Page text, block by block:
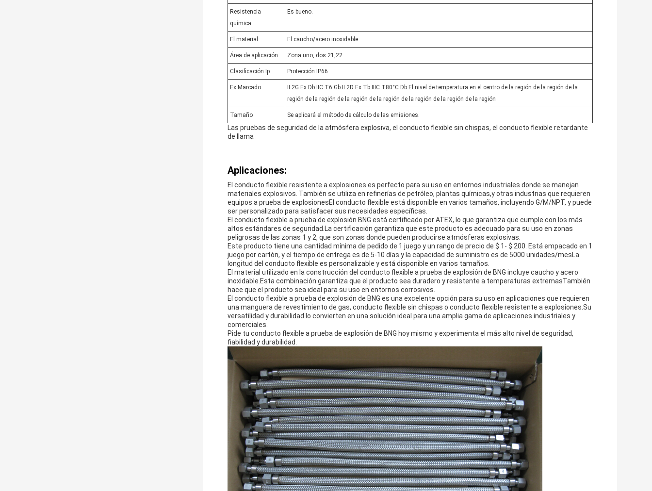
Resistencia
química
Es bueno.
El material El caucho/acero inoxidable
Área de aplicación Zona uno, dos.21,22
Clasificación Ip Protección IP66
Ex Marcado
II 2G Ex Db IIC T6 Gb II 2D Ex Tb IIIC T80°C Db El nivel de temperatura en el centro de la región de la región de la
región de la región de la región de la región de la región de la región de la región
Tamaño Se aplicará el método de cálculo de las emisiones.
Las pruebas de seguridad de la atmósfera explosiva, el conducto flexible sin chispas, el conducto flexible retardante
de llama
Aplicaciones:
El conducto flexible resistente a explosiones es perfecto para su uso en entornos industriales donde se manejan
materiales explosivos. También se utiliza en refinerías de petróleo, plantas químicas,y otras industrias que requieren
equipos a prueba de explosionesEl conducto flexible está disponible en varios tamaños, incluyendo G/M/NPT, y puede
ser personalizado para satisfacer sus necesidades específicas.
El conducto flexible a prueba de explosión BNG está certificado por ATEX, lo que garantiza que cumple con los más
altos estándares de seguridad.La certificación garantiza que este producto es adecuado para su uso en zonas
peligrosas de las zonas 1 y 2, que son zonas donde pueden producirse atmósferas explosivas.
Este producto tiene una cantidad mínima de pedido de 1 juego y un rango de precio de $ 1- $ 200. Está empacado en 1
juego por cartón, y el tiempo de entrega es de 5-10 días.y la capacidad de suministro es de 5000 unidades/mesLa
longitud del conducto flexible es personalizable y está disponible en varios tamaños.
El material utilizado en la construcción del conducto flexible a prueba de explosión de BNG incluye caucho y acero
inoxidable.Esta combinación garantiza que el producto sea duradero y resistente a temperaturas extremasTambién
hace que el producto sea ideal para su uso en entornos corrosivos.
El conducto flexible a prueba de explosión de BNG es una excelente opción para su uso en aplicaciones que requieren
una manguera de revestimiento de gas, conducto flexible sin chispas o conducto flexible resistente a explosiones.Su
versatilidad y durabilidad lo convierten en una solución ideal para una amplia gama de aplicaciones industriales y
comerciales.
Pide tu conducto flexible a prueba de explosión de BNG hoy mismo y experimenta el más alto nivel de seguridad,
fiabilidad y durabilidad.